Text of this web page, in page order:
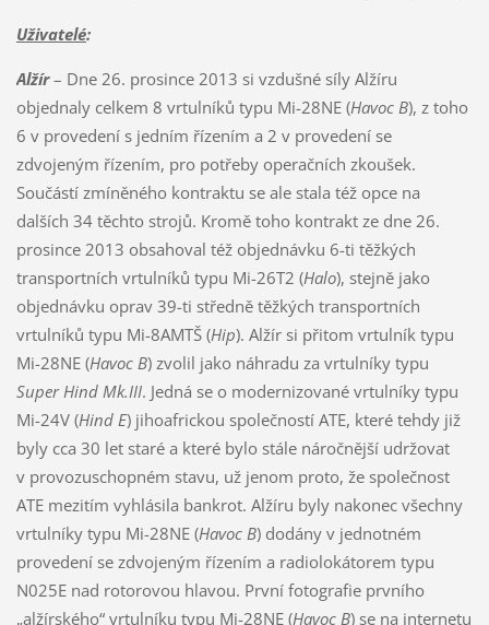
Uživatelé:
Alžír– Dne 26. prosince 2013 si vzdušné síly Alžíru
objednaly celkem 8 vrtulníků typu Mi-28NE (Havoc B), z toho
6 v provedení s jedním řízením a 2 v provedení se
zdvojeným řízením, pro potřeby operačních zkoušek.
Součástí zmíněného kontraktu se ale stala též opce na
dalších 34 těchto strojů. Kromě toho kontrakt ze dne 26.
prosince 2013 obsahoval též objednávku 6-ti těžkých
transportních vrtulníků typu Mi-26T2 (Halo), stejně jako
objednávku oprav 39-ti středně těžkých transportních
vrtulníků typu Mi-8AMTŠ (Hip). Alžír si přitom vrtulník typu
Mi-28NE (Havoc B) zvolil jako náhradu za vrtulníky typu
Super Hind Mk.III. Jedná se o modernizované vrtulníky typu
Mi-24V (Hind E) jihoafrickou společností ATE, které tehdy již
byly cca 30 let staré a které bylo stále náročnější udržovat
v provozuschopném stavu, už jenom proto, že společnost
ATE mezitím vyhlásila bankrot. Alžíru byly nakonec všechny
vrtulníky typu Mi-28NE (Havoc B) dodány v jednotném
provedení se zdvojeným řízením a radiolokátorem typu
N025E nad rotorovou hlavou. První fotografie prvního
„alžírského“ vrtulníku typu Mi-28NE (Havoc B) se na internetu